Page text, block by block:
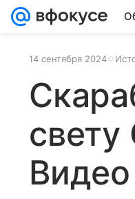
14 сентября 2024
Видео